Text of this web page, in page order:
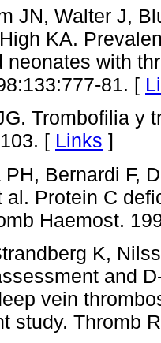
JN, Walter J,
KA.
neonates with
81. [
Trombofilia y
[ Links ]
PH, Bernardi F,
al. Protein C
Haemost.
K,
and
vein
study. Thromb